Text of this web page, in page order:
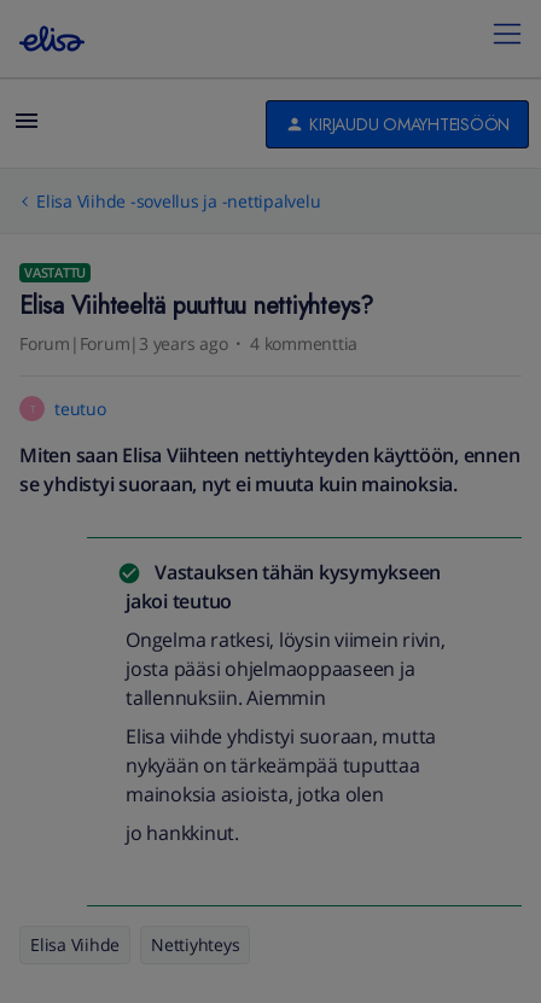
KIRJAUDU OMAYHTEISÖÖN
Elisa Viihde -sovellus ja -nettipalvelu
VASTATTU
Elisa Viihteeltä puuttuu nettiyhteys?
Forum|Forum|3 years ago 4 kommenttia
T teutuo
Miten saan Elisa Viihteen nettiyhteyden käyttöön, ennen
se yhdistyi suoraan, nyt ei muuta kuin mainoksia.
Vastauksen tähän kysymykseen
jakoi teutuo
Ongelma ratkesi, löysin viimein rivin,
josta pääsi ohjelmaoppaaseen ja
tallennuksiin. Aiemmin
Elisa viihde yhdistyi suoraan, mutta
nykyään on tärkeämpää tuputtaa
mainoksia asioista, jotka olen
jo hankkinut.
Elisa Viihde Nettiyhteys